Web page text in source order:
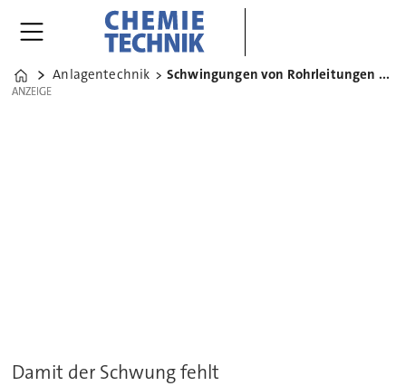
Home
Anlagentechnik Schwingungen von Rohrleitungen aktiv mindern
ANZEIGE
ANZEIGE
Damit der Schwung fehlt